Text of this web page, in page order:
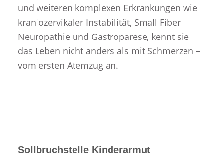
und weiteren komplexen Erkrankungen wie
kraniozervikaler Instabilität, Small Fiber
Neuropathie und Gastroparese, kennt sie
das Leben nicht anders als mit Schmerzen –
vom ersten Atemzug an.
Sollbruchstelle Kinderarmut